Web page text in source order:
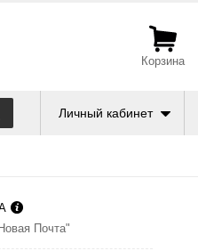
Корзина
Личный кабинет
Почта"